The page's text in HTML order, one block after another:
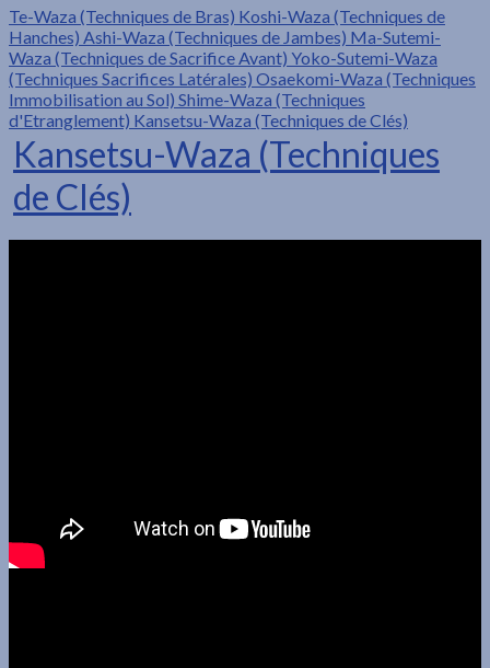
Te-Waza (Techniques de Bras) Koshi-Waza (Techniques de
Hanches) Ashi-Waza (Techniques de Jambes) Ma-Sutemi-
Waza (Techniques de Sacrifice Avant) Yoko-Sutemi-Waza
(Techniques Sacrifices Latérales) Osaekomi-Waza (Techniques
Immobilisation au Sol) Shime-Waza (Techniques
d'Etranglement) Kansetsu-Waza (Techniques de Clés)
Kansetsu-Waza (Techniques
de Clés)